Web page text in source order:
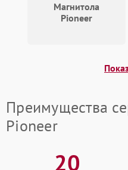
Магнитола
Pioneer
Преимущества
Pioneer
20